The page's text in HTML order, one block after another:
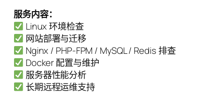
服务内容：
Linux 环境检查
网站部署与迁移
Nginx / PHP-FPM / MySQL / Redis 排查
Docker 配置与维护
服务器性能分析
长期远程运维支持